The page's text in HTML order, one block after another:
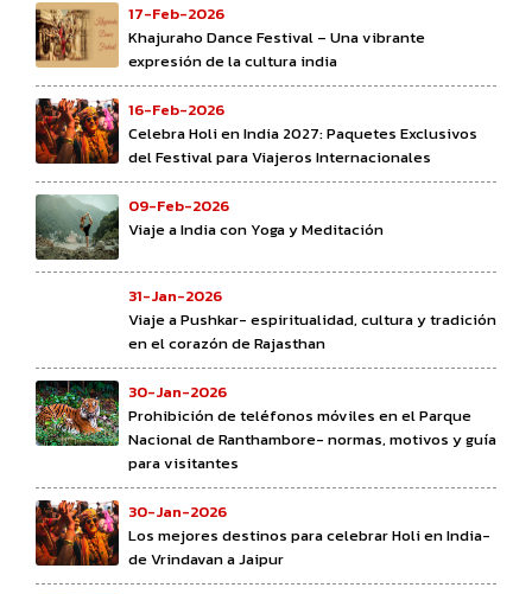
17-Feb-2026
Khajuraho Dance Festival – Una vibrante
expresión de la cultura india
16-Feb-2026
Celebra Holi en India 2027: Paquetes Exclusivos
del Festival para Viajeros Internacionales
09-Feb-2026
Viaje a India con Yoga y Meditación
31-Jan-2026
Viaje a Pushkar- espiritualidad, cultura y tradición
en el corazón de Rajasthan
30-Jan-2026
Prohibición de teléfonos móviles en el Parque
Nacional de Ranthambore- normas, motivos y guía
para visitantes
30-Jan-2026
Los mejores destinos para celebrar Holi en India-
de Vrindavan a Jaipur